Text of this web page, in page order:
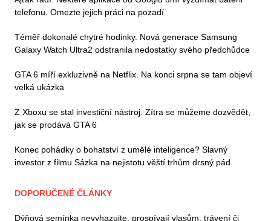
telefonu. Omezte jejich práci na pozadí
Téměř dokonalé chytré hodinky. Nová generace Samsung
Galaxy Watch Ultra2 odstranila nedostatky svého předchůdce
GTA 6 míří exkluzivně na Netflix. Na konci srpna se tam objeví
velká ukázka
Z Xboxu se stal investiční nástroj. Zítra se můžeme dozvědět,
jak se prodává GTA 6
Konec pohádky o bohatství z umělé inteligence? Slavný
investor z filmu Sázka na nejistotu věští trhům drsný pád
DOPORUČENÉ ČLÁNKY
Dýňová semínka nevyhazujte, prospívají vlasům, trávení či